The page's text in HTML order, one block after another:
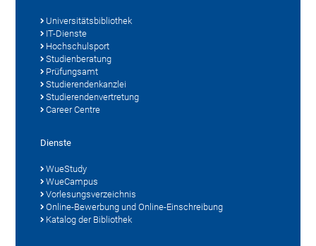
Universitätsbibliothek
IT-Dienste
Hochschulsport
Studienberatung
Prüfungsamt
Studierendenkanzlei
Studierendenvertretung
Career Centre
Dienste
WueStudy
WueCampus
Vorlesungsverzeichnis
Online-Bewerbung und Online-Einschreibung
Katalog der Bibliothek